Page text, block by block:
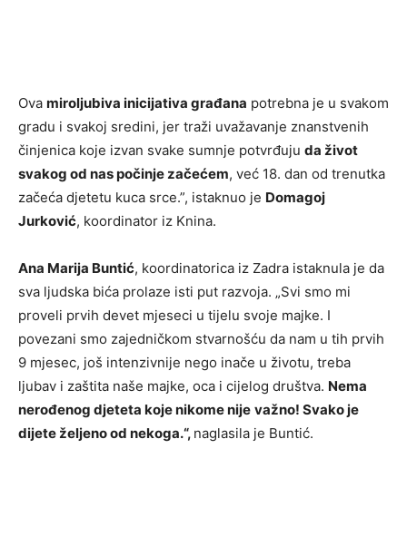
Ova miroljubiva inicijativa građana potrebna je u svakom
gradu i svakoj sredini, jer traži uvažavanje znanstvenih
činjenica koje izvan svake sumnje potvrđuju da život
svakog od nas počinje začećem, već 18. dan od trenutka
začeća djetetu kuca srce.”, istaknuo je Domagoj
Jurković, koordinator iz Knina.
Ana Marija Buntić, koordinatorica iz Zadra istaknula je da
sva ljudska bića prolaze isti put razvoja. „Svi smo mi
proveli prvih devet mjeseci u tijelu svoje majke. I
povezani smo zajedničkom stvarnošću da nam u tih prvih
9 mjesec, još intenzivnije nego inače u životu, treba
ljubav i zaštita naše majke, oca i cijelog društva. Nema
nerođenog djeteta koje nikome nije važno! Svako je
dijete željeno od nekoga.“, naglasila je Buntić.